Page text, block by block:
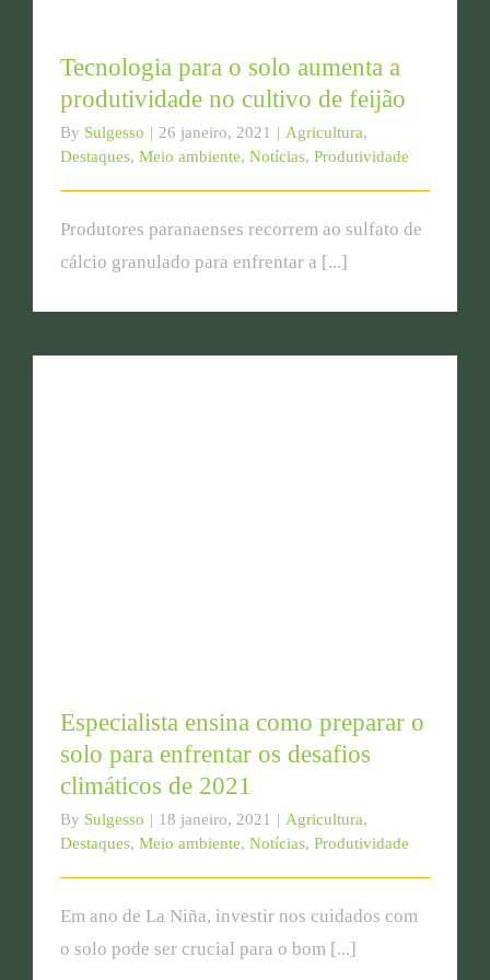
Tecnologia para o solo aumenta a
produtividade no cultivo de feijão
By Sulgesso | 26 janeiro, 2021 | Agricultura,
Destaques, Meio ambiente, Notícias, Produtividade
Produtores paranaenses recorrem ao sulfato de
cálcio granulado para enfrentar a [...]
Especialista ensina como preparar o
solo para enfrentar os desafios
climáticos de 2021
By Sulgesso | 18 janeiro, 2021 | Agricultura,
Destaques, Meio ambiente, Notícias, Produtividade
Em ano de La Niña, investir nos cuidados com
o solo pode ser crucial para o bom [...]